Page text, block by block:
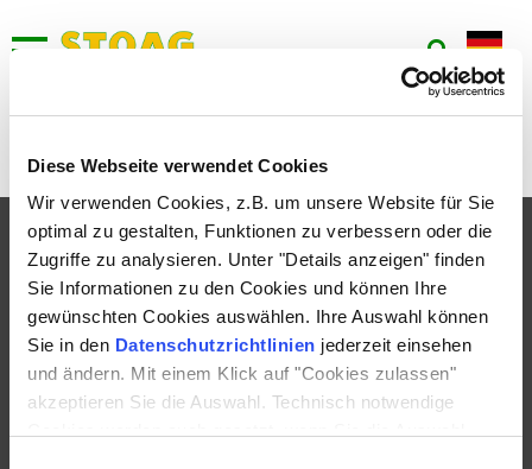
Diese Webseite verwendet Cookies
Wir verwenden Cookies, z.B. um unsere Website für Sie
optimal zu gestalten, Funktionen zu verbessern oder die
Zugriffe zu analysieren. Unter "Details anzeigen" finden
Sie Informationen zu den Cookies und können Ihre
gewünschten Cookies auswählen. Ihre Auswahl können
Sie in den Datenschutzrichtlinien jederzeit einsehen
und ändern. Mit einem Klick auf "Cookies zulassen"
akzeptieren Sie die Auswahl. Technisch notwendige
906
Keine aktuellen Umleitungen bei dieser Linie vorhanden.
FAHRPLAN
TICKETS
SERVICE
UNTERNEHMEN
KONTAKT